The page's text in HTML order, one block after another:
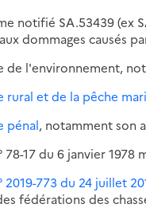
notifié SA.53439 (ex
dommages causés
de l'environnement,
rural et de la pêche
pénal, notamment son
78-17 du 6 janvier
2019-773 du 24 juillet
fédérations des